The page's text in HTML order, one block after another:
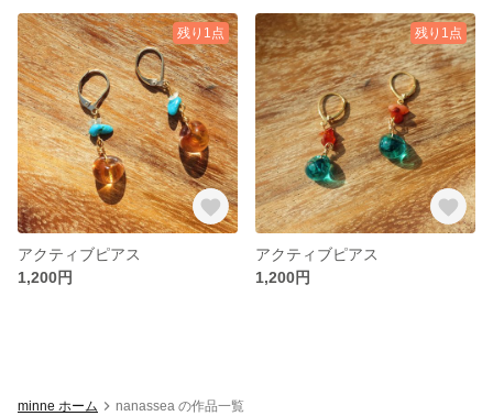
残り1点
アクティブピアス
1,200円
残り1点
アクティブピアス
1,200円
minne ホーム nanassea の作品一覧